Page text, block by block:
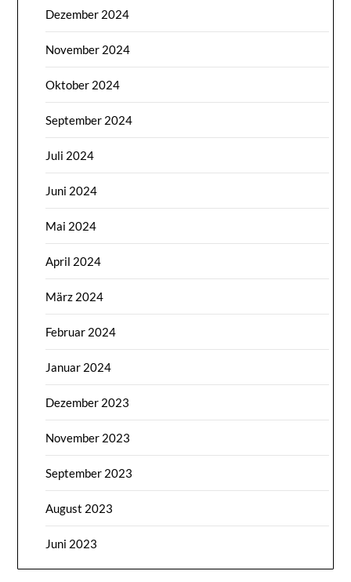
Dezember 2024
November 2024
Oktober 2024
September 2024
Juli 2024
Juni 2024
Mai 2024
April 2024
März 2024
Februar 2024
Januar 2024
Dezember 2023
November 2023
September 2023
August 2023
Juni 2023